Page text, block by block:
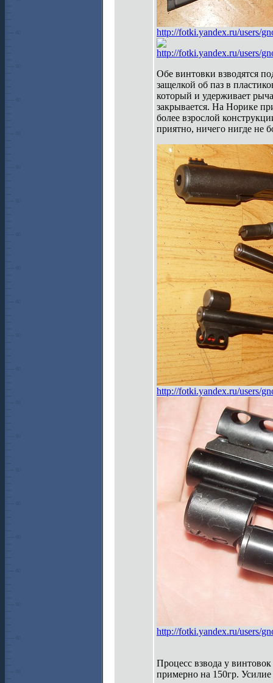
http://fotki.yandex.ru/users/
http://fotki.yandex.ru/users/
Обе винтовки взводятся
защелкой об паз в
который и удерживает
закрывается. На Норике
более взрослой
приятно, ничего нигде не
http://fotki.yandex.ru/users/
http://fotki.yandex.ru/users/
Процесс взвода у
примерно на 150гр.